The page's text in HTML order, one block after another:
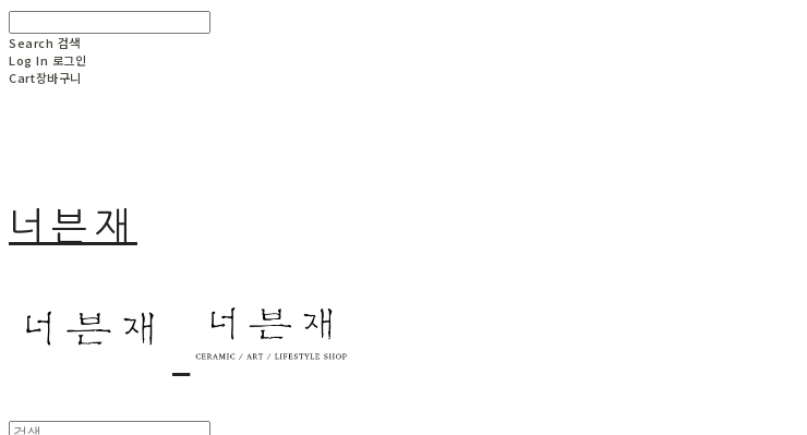
Search 검색
Log In 로그인
Cart장바구니
너븐재